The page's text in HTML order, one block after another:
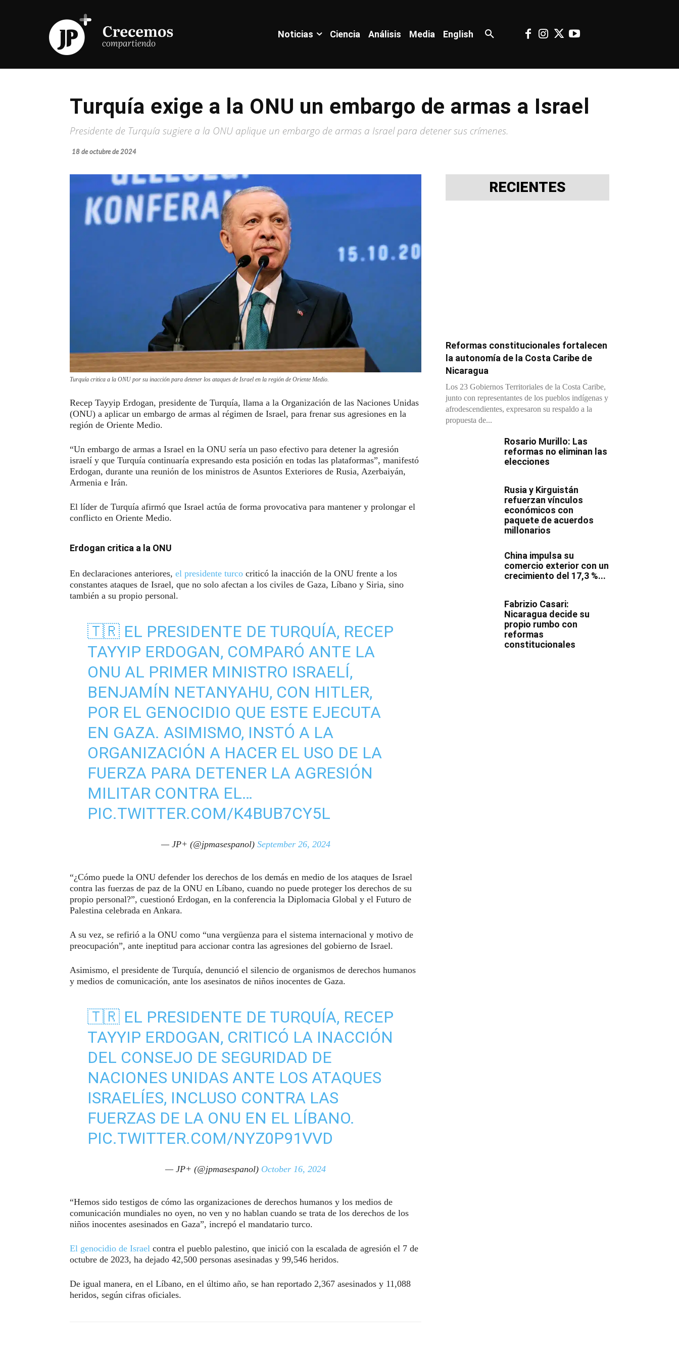
Noticias Ciencia Análisis Media English
Turquía exige a la ONU un embargo de armas a Israel
Presidente de Turquía sugiere a la ONU aplique un embargo de armas a Israel para detener sus crímenes.
18 de octubre de 2024
Turquía critica a la ONU por su inacción para detener los ataques de Israel en la región de Oriente Medio.
Recep Tayyip Erdogan, presidente de Turquía, llama a la Organización de las Naciones Unidas
(ONU) a aplicar un embargo de armas al régimen de Israel, para frenar sus agresiones en la
región de Oriente Medio.
“Un embargo de armas a Israel en la ONU sería un paso efectivo para detener la agresión
israelí y que Turquía continuaría expresando esta posición en todas las plataformas”, manifestó
Erdogan, durante una reunión de los ministros de Asuntos Exteriores de Rusia, Azerbaiyán,
Armenia e Irán.
El líder de Turquía afirmó que Israel actúa de forma provocativa para mantener y prolongar el
conflicto en Oriente Medio.
Erdogan critica a la ONU
En declaraciones anteriores, el presidente turco criticó la inacción de la ONU frente a los
constantes ataques de Israel, que no solo afectan a los civiles de Gaza, Líbano y Siria, sino
también a su propio personal.
🇹🇷 EL PRESIDENTE DE TURQUÍA, RECEP
TAYYIP ERDOGAN, COMPARÓ ANTE LA
ONU AL PRIMER MINISTRO ISRAELÍ,
BENJAMÍN NETANYAHU, CON HITLER,
POR EL GENOCIDIO QUE ESTE EJECUTA
EN GAZA. ASIMISMO, INSTÓ A LA
ORGANIZACIÓN A HACER EL USO DE LA
FUERZA PARA DETENER LA AGRESIÓN
MILITAR CONTRA EL…
PIC.TWITTER.COM/K4BUB7CY5L
— JP+ (@jpmasespanol) September 26, 2024
“¿Cómo puede la ONU defender los derechos de los demás en medio de los ataques de Israel
contra las fuerzas de paz de la ONU en Líbano, cuando no puede proteger los derechos de su
propio personal?”, cuestionó Erdogan, en la conferencia la Diplomacia Global y el Futuro de
Palestina celebrada en Ankara.
A su vez, se refirió a la ONU como “una vergüenza para el sistema internacional y motivo de
preocupación”, ante ineptitud para accionar contra las agresiones del gobierno de Israel.
Asimismo, el presidente de Turquía, denunció el silencio de organismos de derechos humanos
y medios de comunicación, ante los asesinatos de niños inocentes de Gaza.
🇹🇷 EL PRESIDENTE DE TURQUÍA, RECEP
TAYYIP ERDOGAN, CRITICÓ LA INACCIÓN
DEL CONSEJO DE SEGURIDAD DE
NACIONES UNIDAS ANTE LOS ATAQUES
ISRAELÍES, INCLUSO CONTRA LAS
FUERZAS DE LA ONU EN EL LÍBANO.
PIC.TWITTER.COM/NYZ0P91VVD
— JP+ (@jpmasespanol) October 16, 2024
“Hemos sido testigos de cómo las organizaciones de derechos humanos y los medios de
comunicación mundiales no oyen, no ven y no hablan cuando se trata de los derechos de los
niños inocentes asesinados en Gaza”, increpó el mandatario turco.
El genocidio de Israel contra el pueblo palestino, que inició con la escalada de agresión el 7 de
octubre de 2023, ha dejado 42,500 personas asesinadas y 99,546 heridos.
De igual manera, en el Líbano, en el último año, se han reportado 2,367 asesinados y 11,088
heridos, según cifras oficiales.
RECIENTES
Reformas constitucionales fortalecen
la autonomía de la Costa Caribe de
Nicaragua
Los 23 Gobiernos Territoriales de la Costa Caribe,
junto con representantes de los pueblos indígenas y
afrodescendientes, expresaron su respaldo a la
propuesta de...
Rosario Murillo: Las
reformas no eliminan las
elecciones
Rusia y Kirguistán
refuerzan vínculos
económicos con
paquete de acuerdos
millonarios
China impulsa su
comercio exterior con un
crecimiento del 17,3 %...
Fabrizio Casari:
Nicaragua decide su
propio rumbo con
reformas
constitucionales